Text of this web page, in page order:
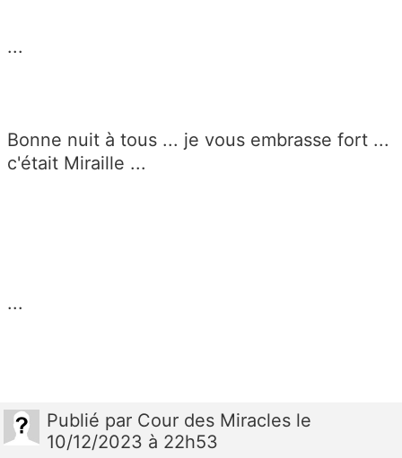
...
Bonne nuit à tous ... je vous embrasse fort ...
c'était Miraille ...
...
Publié par Cour des Miracles le
10/12/2023 à 22h53